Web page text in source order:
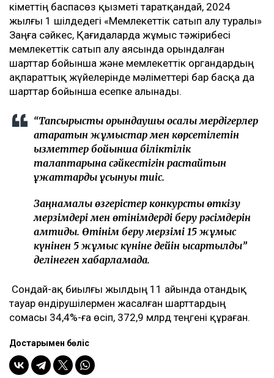
Үкіметтің баспасөз қызметі таратқандай, 2024
жылғы 1 шілдедегі «Мемлекеттік сатып алу туралы»
Заңға сәйкес, Қағидаларда жұмыс тәжірибесі
мемлекеттік сатып алу аясында орындалған
шарттар бойынша және мемлекеттік органдардың
ақпараттық жүйелерінде мәліметтері бар басқа да
шарттар бойынша есепке алынады.
“Тапсырысты орындаушы қосалқы мердігерлер
атқаратын жұмыстар мен көрсетілетін
қызметтер бойынша біліктілік
талаптарына сәйкестігін растайтын
құжаттарды ұсынуы тиіс.
Заңнамалық өзгерістер конкурсты өткізу
мерзімдері мен өтінімдерді беру рәсімдерін
қамтиды. Өтінім беру мерзімі 15 жұмыс
күнінен 5 жұмыс күніне дейін қысқартылды”
делінеген хабарламада.
Сондай-ақ биылғы жылдың 11 айында отандық
тауар өндірушілермен жасалған шарттардың
сомасы 34,4%-ға өсіп, 372,9 млрд теңгені құраған.
Достарыңмен бөліс